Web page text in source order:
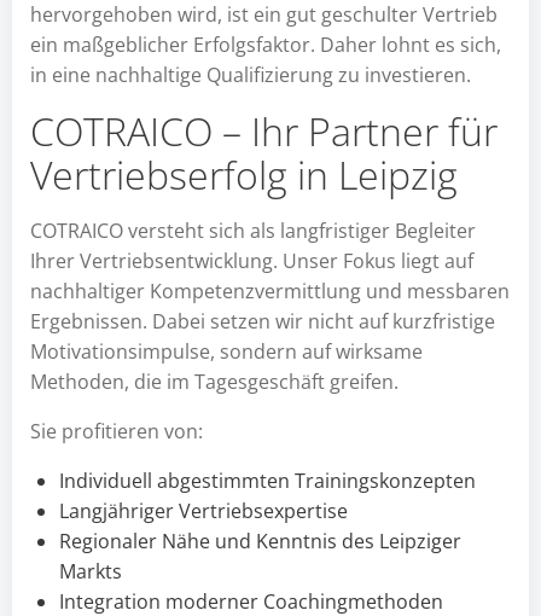
hervorgehoben wird, ist ein gut geschulter Vertrieb
ein maßgeblicher Erfolgsfaktor. Daher lohnt es sich,
in eine nachhaltige Qualifizierung zu investieren.
COTRAICO – Ihr Partner für
Vertriebserfolg in Leipzig
COTRAICO versteht sich als langfristiger Begleiter
Ihrer Vertriebsentwicklung. Unser Fokus liegt auf
nachhaltiger Kompetenzvermittlung und messbaren
Ergebnissen. Dabei setzen wir nicht auf kurzfristige
Motivationsimpulse, sondern auf wirksame
Methoden, die im Tagesgeschäft greifen.
Sie profitieren von:
Individuell abgestimmten Trainingskonzepten
Langjähriger Vertriebsexpertise
Regionaler Nähe und Kenntnis des Leipziger
Markts
Integration moderner Coachingmethoden